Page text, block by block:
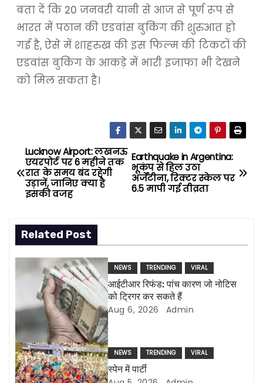
बता दें कि 20 जनवरी यानी से आज से पूर्ण रूप से
भारत में पठान की एडवांस बुकिंग की शुरुआत हो
गई है, ऐसे में शाहरुख की इस फिल्म की टिकटों की
एडवांस बुकिंग के आकड़े में भारी इजाफा भी देखने
को मिल सकता है।
P
o
t
n
a
v
i
g
Earthquake in Argentina:
भूकंप से हिल उठा
अर्जेंटीना, रिक्टर स्केल पर
6.5 मापी गई तीव्रता
Lucknow Airport: लखनऊ
एयरपोर्ट पर 6 महीने तक
रात के समय बंद रहेगी
उड़ानें, जानिए क्या है
इसकी वजह
Related Post
NEWS TRENDING VIRAL
आईटीआर रिफंड: पांच कारण जो नोटिस
को ट्रिगर कर सकते हैं
Aug 6, 2026 Admin
NEWS TRENDING VIRAL
स्पेन में पार्टी